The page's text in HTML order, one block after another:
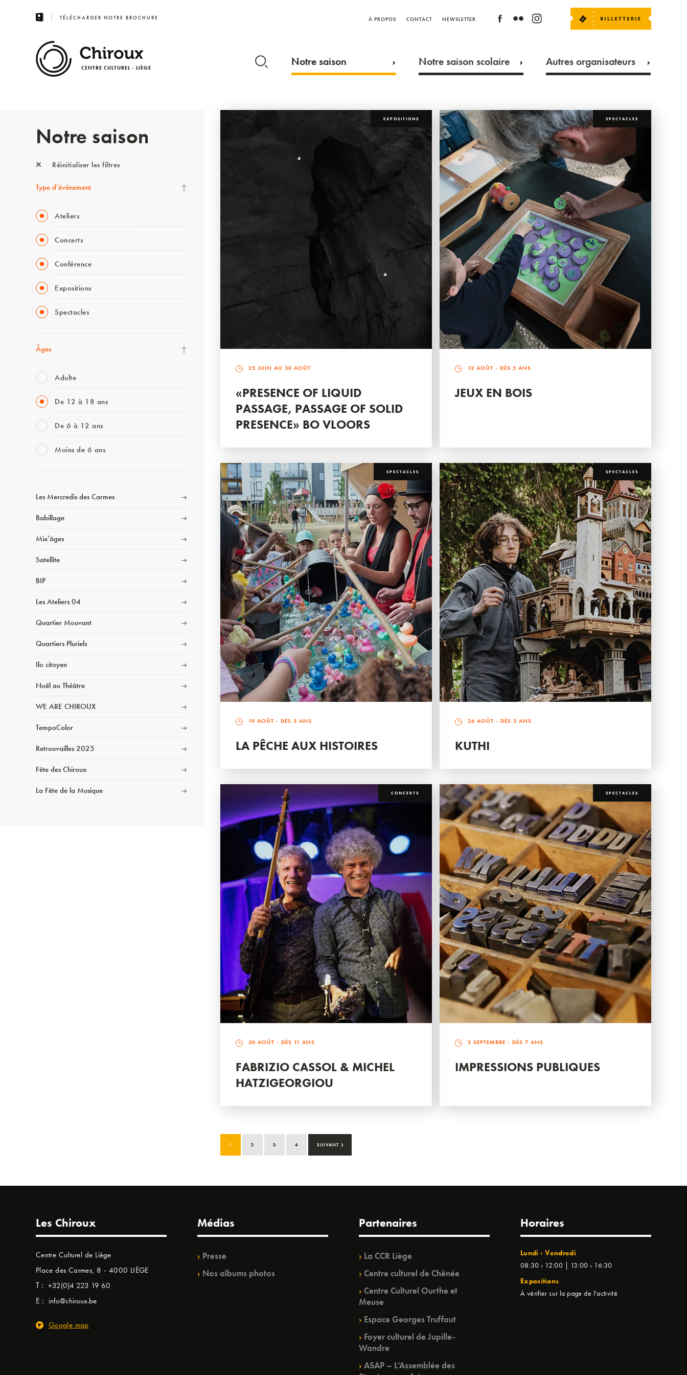
TÉLÉCHARGER NOTRE BROCHURE À PROPOS CONTACT NEWSLETTER
CENTRE CULTUREL - LIÈGE Notre saison Notre saison scolaire Autres organisateurs
Notre saison
Réinitialiser les filtres
Type d’événement
Ateliers
Concerts
Conférence
Expositions
Spectacles
Âges
Adulte
De 12 à 18 ans
De 6 à 12 ans
Moins de 6 ans
Les Mercredis des Carmes
Babillage
Mix’âges
Satellite
BIP
Les Ateliers 04
Quartier Mouvant
Quartiers Pluriels
Ilo citoyen
Noël au Théâtre
WE ARE CHIROUX
TempoColor
Retrouvailles 2025
Fête des Chiroux
La Fête de la Musique
EXPOSITIONS
25 JUIN AU 30 AOÛT
«PRESENCE OF LIQUID
PASSAGE, PASSAGE OF SOLID
PRESENCE» BO VLOORS
SPECTACLES
12 AOÛT - DÈS 5 ANS
JEUX EN BOIS
SPECTACLES
19 AOÛT - DÈS 3 ANS
LA PÊCHE AUX HISTOIRES
SPECTACLES
26 AOÛT - DÈS 3 ANS
KUTHI
CONCERTS
30 AOÛT - DÈS 11 ANS
FABRIZIO CASSOL & MICHEL
HATZIGEORGIOU
SPECTACLES
2 SEPTEMBRE - DÈS 7 ANS
IMPRESSIONS PUBLIQUES
1 2 3 4 SUIVANT ›
Les Chiroux
Centre Culturel de Liège
Place des Carmes, 8 - 4000 LIÈGE
T : +32(0)4 223 19 60
E : info@chiroux.be
Google map
Médias
Presse
Nos albums photos
Partenaires
La CCR Liège
Centre culturel de Chênée
Centre Culturel Ourthe et
Meuse
Espace Georges Truffaut
Foyer culturel de Jupille-
Wandre
ASAP – L’Assemblée des
Horaires
Lundi › Vendredi
08:30 › 12:00 | 13:00 › 16:30
Expositions
À vérifier sur la page de l'activité